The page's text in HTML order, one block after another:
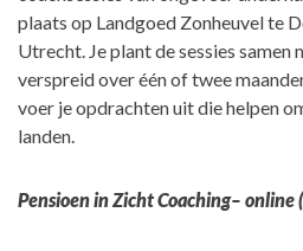
plaats op Landgoed Zonheuvel te
Utrecht. Je plant de sessies samen
verspreid over één of twee
voer je opdrachten uit die helpen
landen.
Pensioen in Zicht Coaching–